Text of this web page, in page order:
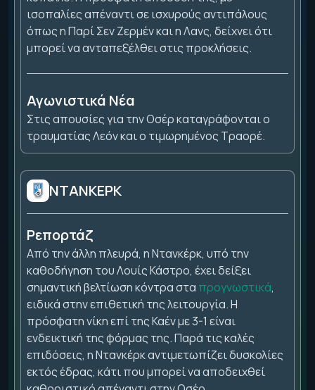
ισοπαλίες απέναντι σε ισχυρούς αντιπάλους
όπως η Παρί Σεν Ζερμέν και η Λανς, δείχνει ότι
μπορεί να ανταπεξέλθει στις προκλήσεις.
Αγωνιστικά Νέα
Στις απουσίες για την Οσέρ καταγράφονται ο
τραυματίας Λεόν και ο τιμωρημένος Τραορέ.
ΝΤΑΝΚΕΡΚ
Ρεπορτάζ
Από την άλλη πλευρά, η Ντανκέρκ, υπό την
καθοδήγηση του Λουίς Κάστρο, έχει δείξει
σημαντική βελτίωση κόντρα στα προγνωστικά,
ειδικά στην επιθετική της λειτουργία. Η
πρόσφατη νίκη επί της Καέν με 3-1 είναι
ενδεικτική της φόρμας της. Παρά τις καλές
επιδόσεις, η Ντανκέρκ αντιμετωπίζει δυσκολίες
εκτός έδρας, κάτι που μπορεί να αποδειχθεί